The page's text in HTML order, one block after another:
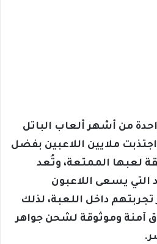
من أشهر ألعاب الباتل
ملايين اللاعبين بفضل
لعبها الممتعة، وتُعد
التي يسعى اللاعبون
داخل اللعبة، لذلك
آمنة وموثوقة لشحن جواهر